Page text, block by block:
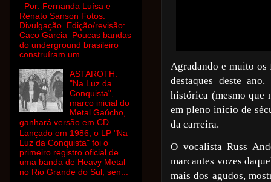
Agradando e muito os
destaques deste
histórica (mesmo que
em pleno inicio de
da carreira.
O vocalista Russ
marcantes vozes
mais dos agudos,
Por: Fernanda Luísa e
Renato Sanson Fotos:
Divulgação Edição/revisão:
Caco Garcia Poucas bandas
do underground brasileiro
construíram um...
ASTAROTH:
"Na Luz da
Conquista",
marco inicial do
Metal Gaúcho,
ganhará versão em CD
Lançado em 1986, o LP "Na
Luz da Conquista" foi o
primeiro registro oficial de
uma banda de Heavy Metal
no Rio Grande do Sul, sen...